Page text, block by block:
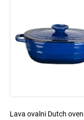
Lava ovalni Dutch oven